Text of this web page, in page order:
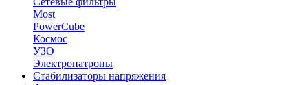
Most
PowerCube
Космос
УЗО
Электропатроны
Стабилизаторы напряжения